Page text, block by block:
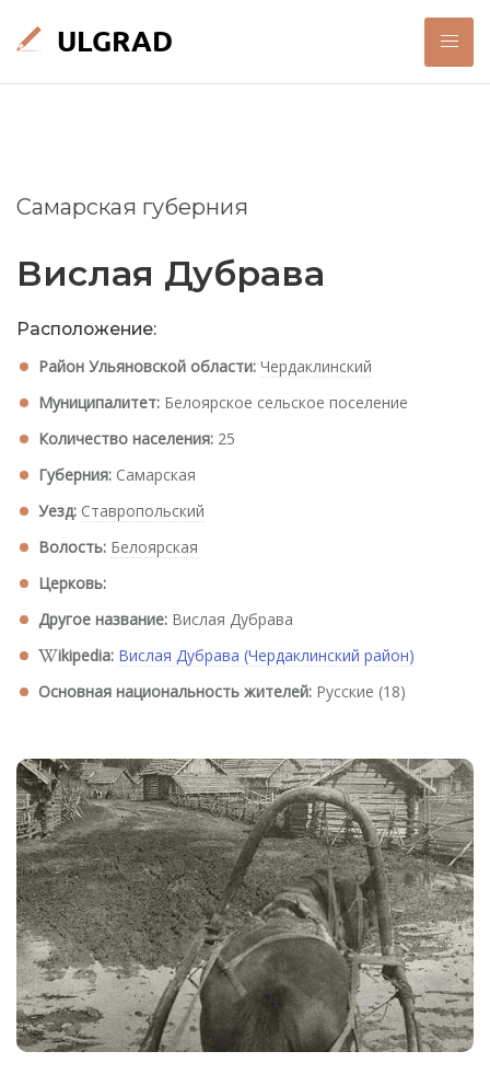
Самарская губерния
Вислая Дубрава
Расположение:
Район Ульяновской области: Чердаклинский
Муниципалитет: Белоярское сельское поселение
Количество населения: 25
Губерния: Самарская
Уезд: Ставропольский
Волость: Белоярская
Церковь:
Другое название: Вислая Дубрава
ikipedia: Вислая Дубрава (Чердаклинский район)
Основная национальность жителей: Русские (18)